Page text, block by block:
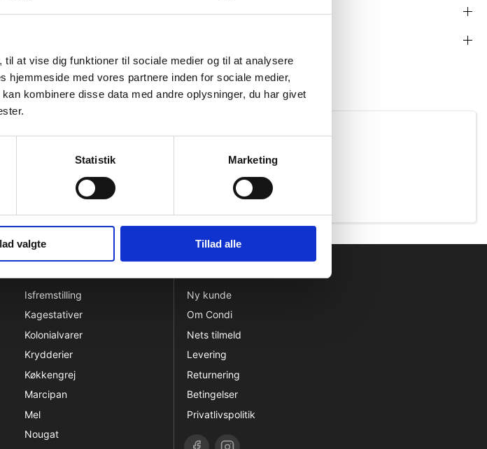
at vise dig funktioner til sociale medier og til at analysere
med vores partnere inden for sociale medier,
kombinere disse data med andre oplysninger, du har givet
Statistik Marketing
valgte Tillad alle
Næringsindhold pr 100 g
Isfremstilling
Kagestativer
Kolonialvarer
Krydderier
Køkkengrej
Marcipan
Mel
Nougat
Ny kunde
Om Condi
Nets tilmeld
Levering
Returnering
Betingelser
Privatlivspolitik